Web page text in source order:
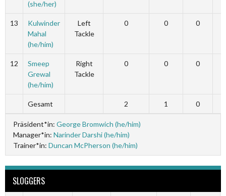
(she/her)
13
Kulwinder
Mahal
(he/him)
Left
Tackle
0 0 0
12
Smeep
Grewal
(he/him)
Right
Tackle
0 0 0
Gesamt 2 1 0
Präsident*in: George Bromwich (he/him)
Manager*in: Narinder Darshi (he/him)
Trainer*in: Duncan McPherson (he/him)
SLOGGERS